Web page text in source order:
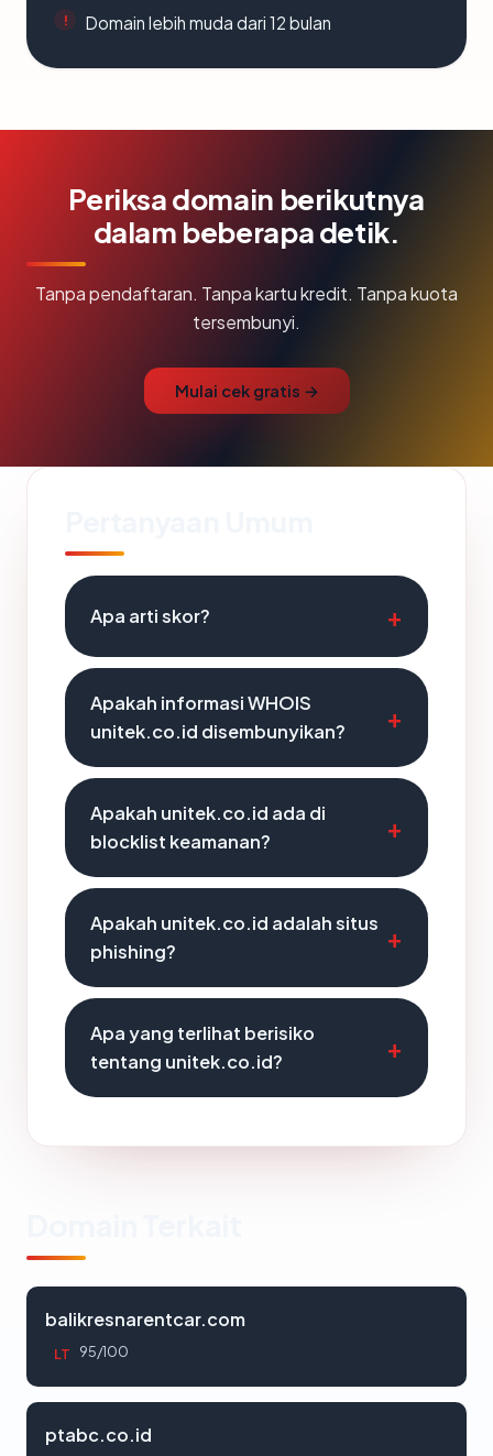
Domain lebih muda dari 12 bulan
Periksa domain berikutnya
dalam beberapa detik.
Tanpa pendaftaran. Tanpa kartu kredit. Tanpa kuota
tersembunyi.
Mulai cek gratis →
Apa arti skor?
Apakah informasi WHOIS
unitek.co.id disembunyikan?
Apakah unitek.co.id ada di
blocklist keamanan?
Apakah unitek.co.id adalah situs
phishing?
Apa yang terlihat berisiko
tentang unitek.co.id?
balikresnarentcar.com
LT 95/100
ptabc.co.id